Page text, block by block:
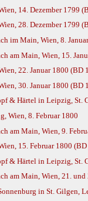
14. Dezember 1799
28. Dezember 1799
im Main, Wien, 8.
am Main, Wien, 15.
22. Januar 1800 (BD
30. Januar 1800 (BD
& Härtel in Leipzig, St.
Wien, 8. Februar 1800
am Main, Wien, 9.
15. Februar 1800
& Härtel in Leipzig, St.
am Main, Wien, 21.
in St. Gilgen,